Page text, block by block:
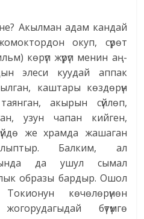
Акылман адам кандай
окуп, сүрөт
көрүп жүрүп менин аң-
элеси куудай аппак
каштары көздөрүн
акырын сүйлөп,
узун чапан кийген,
же храмда жашаган
Балким, ал
да ушул сымал
образы бардыр. Ошол
көчөлөрүнөн
бүтүмгө